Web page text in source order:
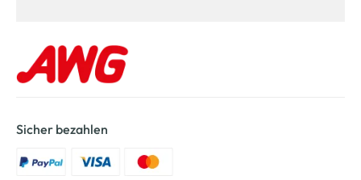
Sicher bezahlen